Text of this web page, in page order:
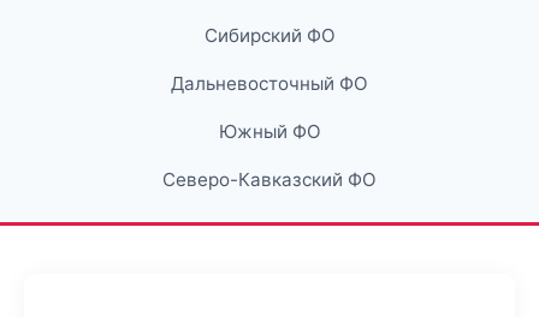
Сибирский ФО
Дальневосточный ФО
Южный ФО
Северо-Кавказский ФО